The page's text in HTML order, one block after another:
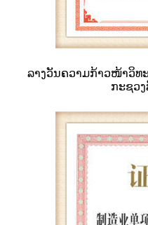
ລາງວັນຄວາມກ້າວໜ້າວິທ
ກະຊວ